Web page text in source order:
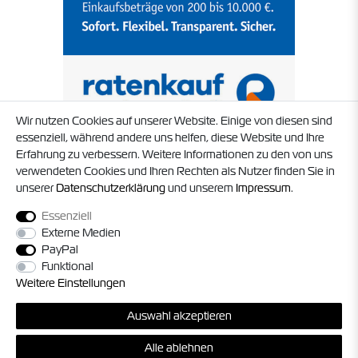
© 2026 Timo Struck und Jörg Militzer GbR. Alle Rechte vorbehalten. Alle
Preise inkl. gesetzl. MwSt. zzgl.Versandkosten
Wir nutzen Cookies auf unserer Website. Einige von diesen sind
essenziell, während andere uns helfen, diese Website und Ihre
Erfahrung zu verbessern. Weitere Informationen zu den von uns
verwendeten Cookies und Ihren Rechten als Nutzer finden Sie in
unsererDaten­schutz­erklärungund unserem Impressum.
Essenziell
Externe Medien
PayPal
Funktional
Weitere Einstellungen
Auswahl akzeptieren
Alle ablehnen